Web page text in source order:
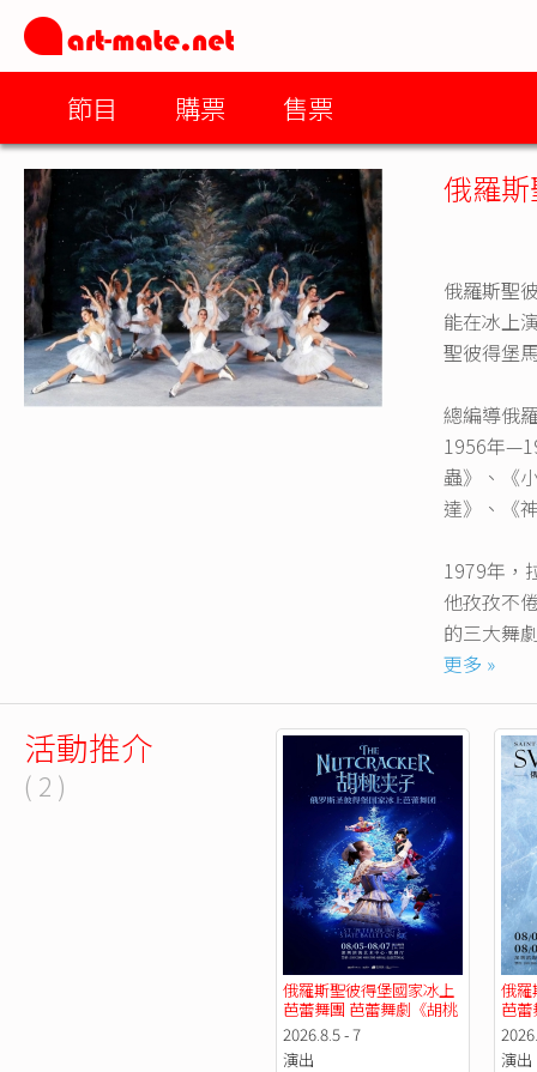
節目 購票 售票
俄羅
俄羅斯聖
能在冰上
聖彼得堡
總編導俄
1956年
蟲》、《
達》、《
1979年，
他孜孜不
的三大舞
蕾俄羅斯
此次訪華
獎獲得
前蘇聯
大各地
更多 »
活動推介
( 2 )
俄羅斯聖彼得堡國家冰上
芭蕾舞團 芭蕾舞劇《胡桃
夾子》【7折優惠】
2026.8.5 - 7
演出
俄羅
芭
《天
演出